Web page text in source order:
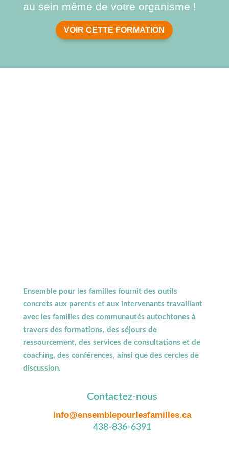
au sein même de votre organisme !
VOIR CETTE FORMATION
Ensemble pour les familles fournit des outils
concrets aux parents et aux intervenants travaillant
avec les familles des communautés autochtones à
travers des formations, des séjours de
ressourcement, des services de consultations et de
coaching, des conférences, ainsi que des cercles de
discussion.
Contactez-nous
info@ensemblepourlesfamilles.ca
438-836-6391